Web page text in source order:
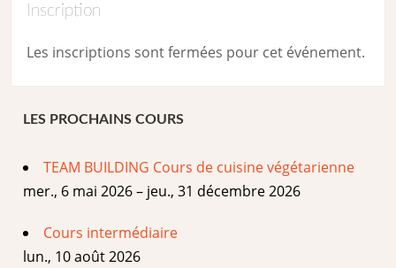
Inscription
Les inscriptions sont fermées pour cet événement.
LES PROCHAINS COURS
TEAM BUILDING Cours de cuisine végétarienne
mer., 6 mai 2026 – jeu., 31 décembre 2026
Cours intermédiaire
lun., 10 août 2026